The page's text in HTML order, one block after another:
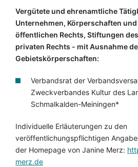
Vergütete und ehrenamtliche
Unternehmen, Körperschaften
öffentlichen Rechts, Stiftungen
privaten Rechts - mit Ausnahme
Gebietskörperschaften:
Verbandsrat der
Zweckverbandes Kultur des
Schmalkalden-Meiningen*
Individuelle Erläuterungen zu den
veröffentlichungspflichtigen
der Homepage von Janine Merz:
merz.de